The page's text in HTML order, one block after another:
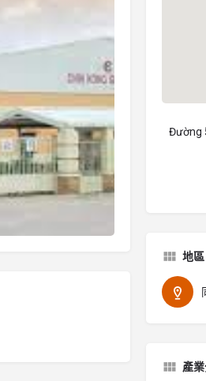
Đường
地區
產